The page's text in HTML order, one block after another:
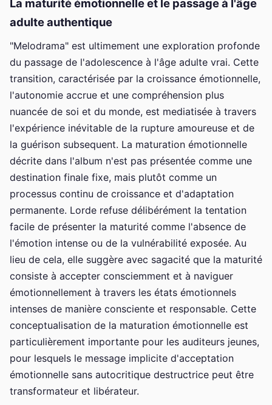
La maturité émotionnelle et le passage à l'âge
adulte authentique
"Melodrama" est ultimement une exploration profonde
du passage de l'adolescence à l'âge adulte vrai. Cette
transition, caractérisée par la croissance émotionnelle,
l'autonomie accrue et une compréhension plus
nuancée de soi et du monde, est mediatisée à travers
l'expérience inévitable de la rupture amoureuse et de
la guérison subsequent. La maturation émotionnelle
décrite dans l'album n'est pas présentée comme une
destination finale fixe, mais plutôt comme un
processus continu de croissance et d'adaptation
permanente. Lorde refuse délibérément la tentation
facile de présenter la maturité comme l'absence de
l'émotion intense ou de la vulnérabilité exposée. Au
lieu de cela, elle suggère avec sagacité que la maturité
consiste à accepter consciemment et à naviguer
émotionnellement à travers les états émotionnels
intenses de manière consciente et responsable. Cette
conceptualisation de la maturation émotionnelle est
particulièrement importante pour les auditeurs jeunes,
pour lesquels le message implicite d'acceptation
émotionnelle sans autocritique destructrice peut être
transformateur et libérateur.